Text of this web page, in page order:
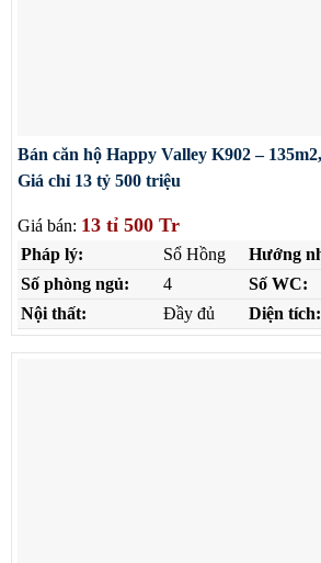
Bán căn hộ Happy Valley K902 –
Giá chỉ 13 tỷ 500 triệu
Giá bán: 13 tỉ 500 Tr
Pháp lý: Sổ Hồng Hướng
Số phòng ngủ:
4 Số WC:
Nội thất:
Đầy đủ Diện tích: